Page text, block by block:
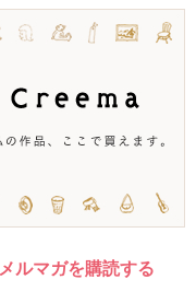
メルマガを購読する